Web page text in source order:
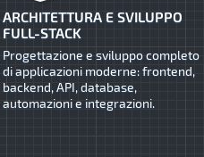
ARCHITETTURA E SVILUPPO
FULL-STACK
Progettazione e sviluppo completo
di applicazioni moderne: frontend,
backend, API, database,
automazioni e integrazioni.